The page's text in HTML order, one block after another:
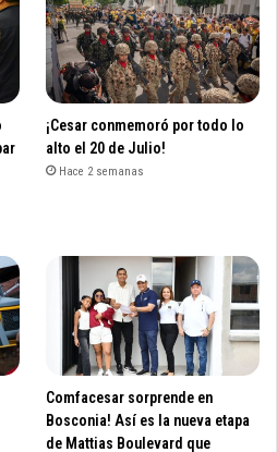
¡Cesar conmemoró por todo lo
alto el 20 de Julio!
Hace 2 semanas
Comfacesar sorprende en
Bosconia! Así es la nueva etapa
de Mattias Boulevard que